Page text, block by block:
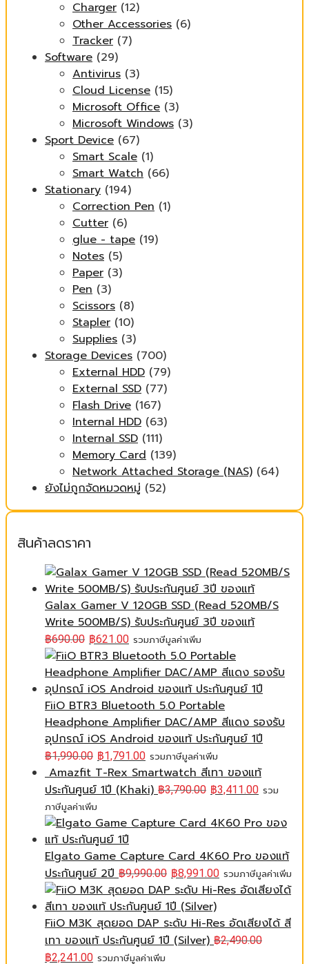
Charger (12)
Other Accessories (6)
Tracker (7)
Software (29)
Antivirus (3)
Cloud License (15)
Microsoft Office (3)
Microsoft Windows (3)
Sport Device (67)
Smart Scale (1)
Smart Watch (66)
Stationary (194)
Correction Pen (1)
Cutter (6)
glue - tape (19)
Notes (5)
Paper (3)
Pen (3)
Scissors (8)
Stapler (10)
Supplies (3)
Storage Devices (700)
External HDD (79)
External SSD (77)
Flash Drive (167)
Internal HDD (63)
Internal SSD (111)
Memory Card (139)
Network Attached Storage (NAS) (64)
ยังไม่ถูกจัดหมวดหมู่ (52)
สินค้าลดราคา
Galax Gamer V 120GB SSD (Read 520MB/S
Write 500MB/S) รับประกันศูนย์ 3ปี ของแท้
฿690.00 ฿621.00 รวมภาษีมูลค่าเพิ่ม
FiiO BTR3 Bluetooth 5.0 Portable
Headphone Amplifier DAC/AMP สีแดง รองรับ
อุปกรณ์ iOS Android ของแท้ ประกันศูนย์ 1ปี
฿1,990.00 ฿1,791.00 รวมภาษีมูลค่าเพิ่ม
Amazfit T-Rex Smartwatch สีเทา ของแท้
ประกันศูนย์ 1ปี (Khaki) ฿3,790.00 ฿3,411.00 รวม
ภาษีมูลค่าเพิ่ม
Elgato Game Capture Card 4K60 Pro ของแท้
ประกันศูนย์ 2ปี ฿9,990.00 ฿8,991.00 รวมภาษีมูลค่าเพิ่ม
FiiO M3K สุดยอด DAP ระดับ Hi-Res อัดเสียงได้ สี
เทา ของแท้ ประกันศูนย์ 1ปี (Silver) ฿2,490.00
฿2,241.00 รวมภาษีมูลค่าเพิ่ม